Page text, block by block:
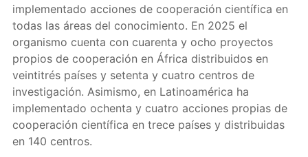
implementado acciones de cooperación científica en
todas las áreas del conocimiento. En 2025 el
organismo cuenta con cuarenta y ocho proyectos
propios de cooperación en África distribuidos en
veintitrés países y setenta y cuatro centros de
investigación. Asimismo, en Latinoamérica ha
implementado ochenta y cuatro acciones propias de
cooperación científica en trece países y distribuidas
en 140 centros.